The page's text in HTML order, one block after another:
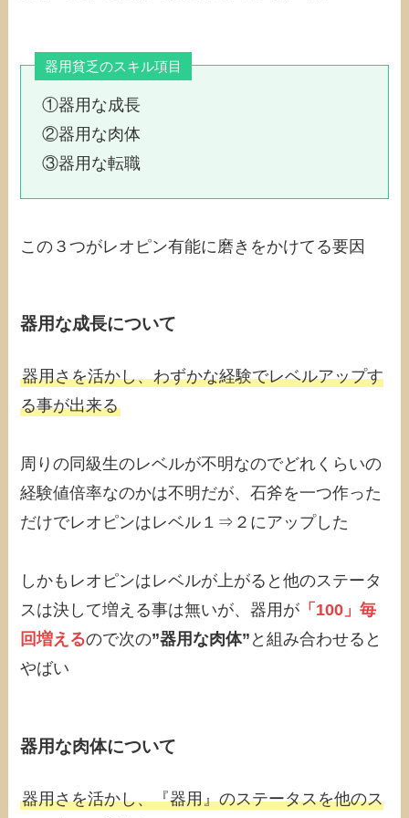
器用貧乏のスキル項目
①器用な成長
②器用な肉体
③器用な転職
この３つがレオピン有能に磨きをかけてる要因
器用な成長について
器用さを活かし、わずかな経験でレベルアップす
る事が出来る
周りの同級生のレベルが不明なのでどれくらいの
経験値倍率なのかは不明だが、石斧を一つ作った
だけでレオピンはレベル１⇒２にアップした
しかもレオピンはレベルが上がると他のステータ
スは決して増える事は無いが、器用が 「100」毎
回増えるので次の”器用な肉体” と組み合わせると
やばい
器用な肉体について
器用さを活かし、『器用』のステータスを他のス